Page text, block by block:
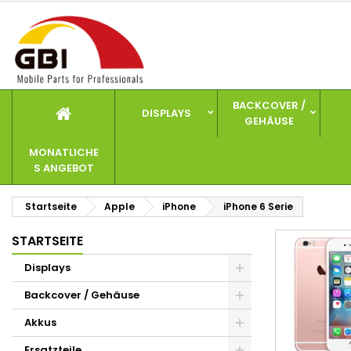
DISPLAYS
BACKCOVER /
GEHÄUSE
MONATLICHE
S ANGEBOT
Startseite Apple iPhone iPhone 6 Serie
STARTSEITE
Displays
Backcover / Gehäuse
Akkus